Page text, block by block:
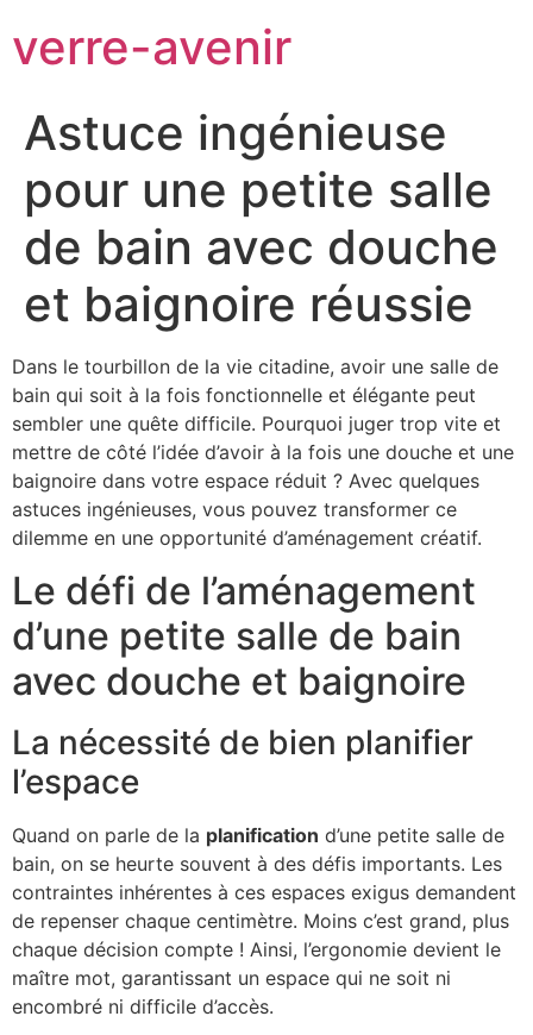
verre-avenir
Astuce ingénieuse
pour une petite salle
de bain avec douche
et baignoire réussie
Dans le tourbillon de la vie citadine, avoir une salle de
bain qui soit à la fois fonctionnelle et élégante peut
sembler une quête difficile. Pourquoi juger trop vite et
mettre de côté l’idée d’avoir à la fois une douche et une
baignoire dans votre espace réduit ? Avec quelques
astuces ingénieuses, vous pouvez transformer ce
dilemme en une opportunité d’aménagement créatif.
Le défi de l’aménagement
d’une petite salle de bain
avec douche et baignoire
La nécessité de bien planifier
l’espace
Quand on parle de la planification d’une petite salle de
bain, on se heurte souvent à des défis importants. Les
contraintes inhérentes à ces espaces exigus demandent
de repenser chaque centimètre. Moins c’est grand, plus
chaque décision compte ! Ainsi, l’ergonomie devient le
maître mot, garantissant un espace qui ne soit ni
encombré ni difficile d’accès.